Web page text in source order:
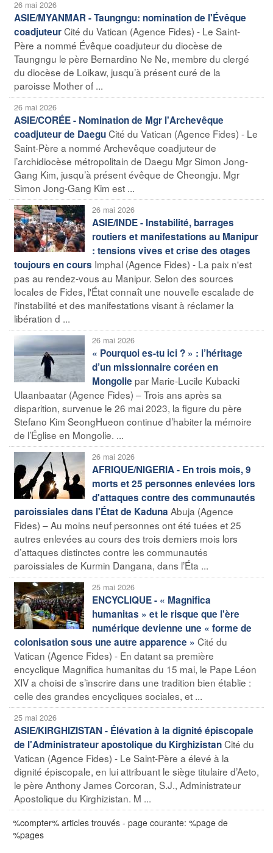
26 mai 2026
ASIE/MYANMAR - Taungngu: nomination de l'Évêque
coadjuteurCité du Vatican (Agence Fides) - Le Saint-
Père a nommé Évêque coadjuteur du diocèse de
Taungngu le père Bernardino Ne Ne, membre du clergé
du diocèse de Loikaw, jusqu’à présent curé de la
paroisse Mother of ...
26 mai 2026
ASIE/CORÉE - Nomination de Mgr l'Archevêque
coadjuteur de DaeguCité du Vatican (Agence Fides) - Le
Saint-Père a nommé Archevêque coadjuteur de
l’archidiocèse métropolitain de Daegu Mgr Simon Jong-
Gang Kim, jusqu’à présent évêque de Cheongju. Mgr
Simon Jong-Gang Kim est ...
26 mai 2026
ASIE/INDE - Instabilité, barrages
routiers et manifestations au Manipur
: tensions vives et crise des otages
toujours en cours Imphal (Agence Fides) - La paix n'est
pas au rendez-vous au Manipur. Selon des sources
locales de Fides, l'État connaît une nouvelle escalade de
l'instabilité et des manifestations visant à réclamer la
libération d ...
26 mai 2026
« Pourquoi es-tu ici ? » : l’héritage
d’un missionnaire coréen en
Mongolie par Marie-Lucile Kubacki
Ulaanbaatar (Agence Fides) – Trois ans après sa
disparition, survenue le 26 mai 2023, la figure du père
Stefano Kim SeongHueon continue d’habiter la mémoire
de l’Église en Mongolie. ...
26 mai 2026
AFRIQUE/NIGERIA - En trois mois, 9
morts et 25 personnes enlevées lors
d'attaques contre des communautés
paroissiales dans l'État de Kaduna Abuja (Agence
Fides) – Au moins neuf personnes ont été tuées et 25
autres enlevées au cours des trois derniers mois lors
d’attaques distinctes contre les communautés
paroissiales de Kurmin Dangana, dans l’Éta ...
25 mai 2026
ENCYCLIQUE - « Magnifica
humanitas » et le risque que l'ère
numérique devienne une « forme de
colonisation sous une autre apparence » Cité du
Vatican (Agence Fides) - En datant sa première
encyclique Magnifica humanitas du 15 mai, le Pape Léon
XIV a choisi de s’inscrire dans une tradition bien établie :
celle des grandes encycliques sociales, et ...
25 mai 2026
ASIE/KIRGHIZISTAN - Élévation à la dignité épiscopale
de l'Administrateur apostolique du KirghizistanCité du
Vatican (Agence Fides) - Le Saint-Père a élevé à la
dignité épiscopale, en lui attribuant le siège titulaire d’Aeto,
le père Anthony James Corcoran, S.J., Administrateur
Apostolique du Kirghizistan. M ...
%compter% articles trouvés - page courante: %page de
%pages